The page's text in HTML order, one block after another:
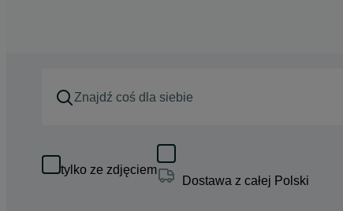
tylko ze zdjęciem
Dostawa z całej Polski